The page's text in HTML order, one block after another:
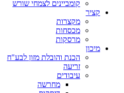
קומביינים לצמחי שורש
קציר
מקצרות
מכסחות
מרסקות
מיכון
הכנת והובלת מזון לבע"ח
זריעה
עיבודים
מחרשה